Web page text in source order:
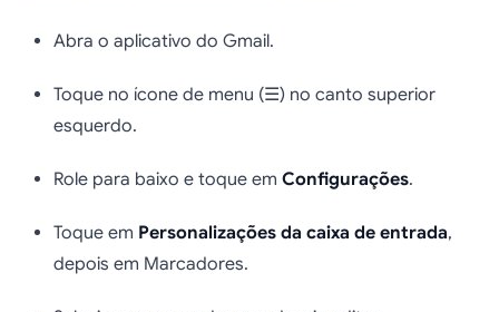
Abra o aplicativo do Gmail.
Toque no ícone de menu (☰) no canto superior
esquerdo.
Role para baixo e toque em Configurações.
Toque em Personalizações da caixa de entrada,
depois em Marcadores.